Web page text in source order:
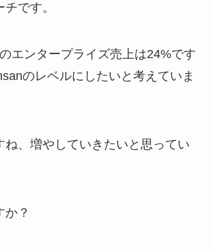
です。
ンタープライズ売上は24%です
のレベルにしたいと考えていま
、増やしていきたいと思ってい
？